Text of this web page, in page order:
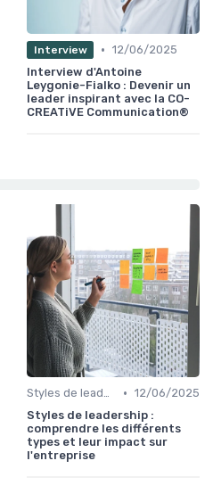
Interview • 12/06/2025
Interview d'Antoine
Leygonie-Fialko : Devenir un
leader inspirant avec la CO-
CREATiVE Communication®
Styles de leadership • 12/06/2025
Styles de leadership :
comprendre les différents
types et leur impact sur
l'entreprise